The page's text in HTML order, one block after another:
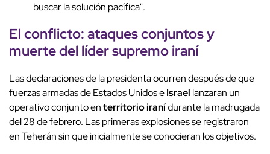
buscar la solución pacífica".
Elconflicto: ataques conjuntos y
muerte del líder supremo iraní
Las declaraciones de la presidenta ocurren después de que
fuerzas armadas de Estados Unidos eIsrael lanzaran un
operativo conjunto enterritorio iranídurante la madrugada
del 28 de febrero. Las primeras explosiones se registraron
en Teherán sin que inicialmente se conocieran los objetivos.